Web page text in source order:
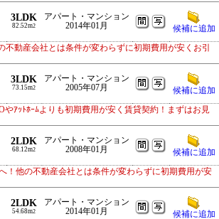
3LDK
82.52m2
アパート・マンション
2014年01月
候補に追加
動産会社とは条件が変わらずに初期費用が安くお引
3LDK
73.15m2
アパート・マンション
2005年07月
候補に追加
ｱｯﾄﾎｰﾑよりも初期費用が安く賃貸契約！まずはお見
2LDK
68.12m2
アパート・マンション
2008年01月
候補に追加
他の不動産会社とは条件が変わらずに初期費用が安
2LDK
54.68m2
アパート・マンション
2014年01月
候補に追加